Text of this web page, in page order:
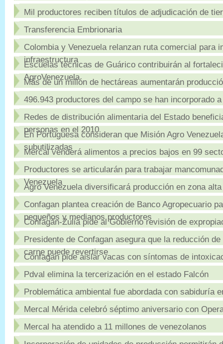
Mil productores reciben títulos de adjudicación de
Transferencia Embrionaria
Colombia y Venezuela relanzan ruta comercial para
infraestructura
Escuelas técnicas de Guárico contribuirán al
AgroVenezuela
Más de un millón de hectáreas aumentarán
496.943 productores del campo se han incorporado
Redes de distribución alimentaria del Estado
personas en el 2010
En Portuguesa consideran que Misión Agro
subutilizadas
Mercal venderá alimentos a precios bajos en 99
Productores se articularán para trabajar
Venezuela
Agro Venezuela diversificará producción en zona
Confagan plantea creación de Banco Agropecuario
pequeños y medianos productores
Confagán-Zulia pide al Gobierno revisión de
Presidente de Confagan asegura que la reducción
carne puede revertirse
Confagan pide aislar vacas con síntomas de
Pdval elimina la tercerización en el estado Falcón
Problemática ambiental fue abordada con sabiduría
Mercal Mérida celebró séptimo aniversario con
Mercal ha atendido a 11 millones de venezolanos